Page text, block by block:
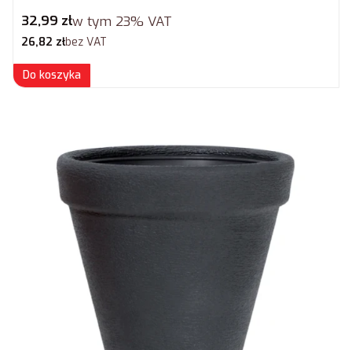
Cena brutto
32,99 złw tym 23% VAT
Cena netto
26,82 złbez VAT
Do koszyka